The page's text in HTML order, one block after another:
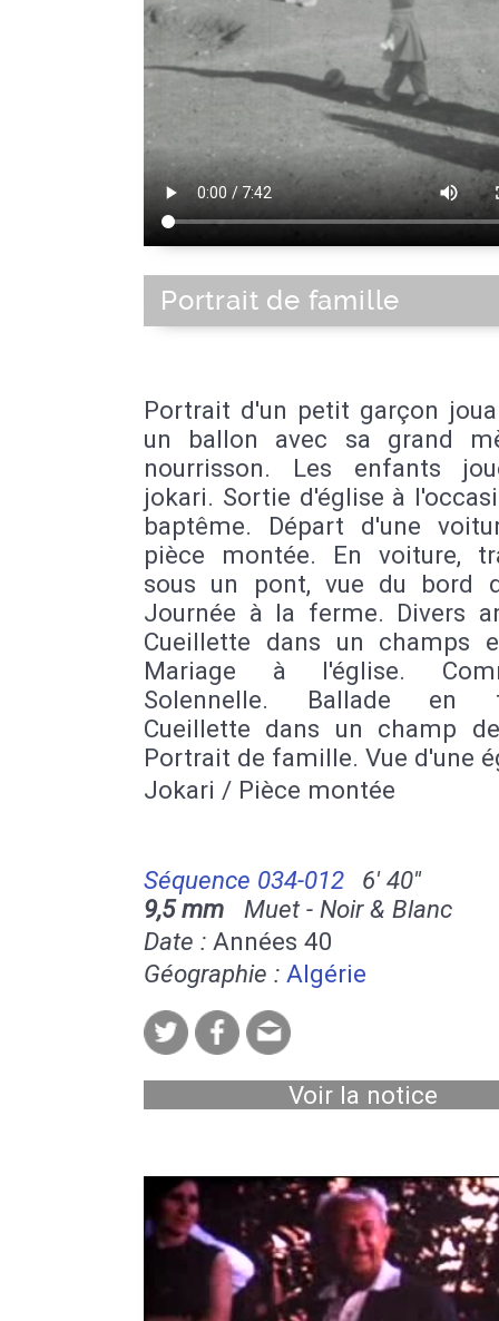
Portrait de famille
Portrait d'un petit garçon
un ballon avec sa grand
nourrisson. Les enfants
jokari. Sortie d'église à
baptême. Départ d'une
pièce montée. En voiture,
sous un pont, vue du bord
Journée à la ferme. Divers
Cueillette dans un champs
Mariage à l'église.
Solennelle. Ballade en
Cueillette dans un champ
Portrait de famille. Vue d'une
Jokari / Pièce montée
Séquence 034-012
6' 40''
9,5 mm Muet - Noir & Blanc
Date : Années 40
Géographie : Algérie
Voir la notice